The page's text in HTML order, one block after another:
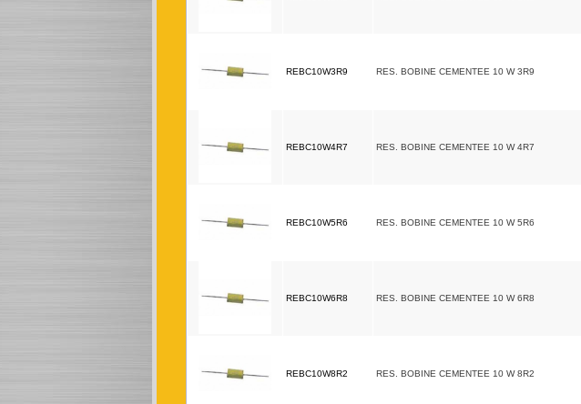
REBC10W3R9 RES. BOBINE CEMENTEE 10 W 3R9
REBC10W4R7 RES. BOBINE CEMENTEE 10 W 4R7
REBC10W5R6 RES. BOBINE CEMENTEE 10 W 5R6
REBC10W6R8 RES. BOBINE CEMENTEE 10 W 6R8
REBC10W8R2 RES. BOBINE CEMENTEE 10 W 8R2